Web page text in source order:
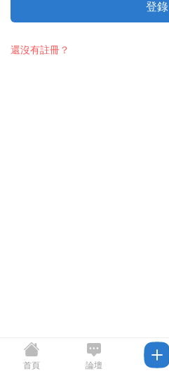
登錄
還沒有註冊？
首頁 論壇